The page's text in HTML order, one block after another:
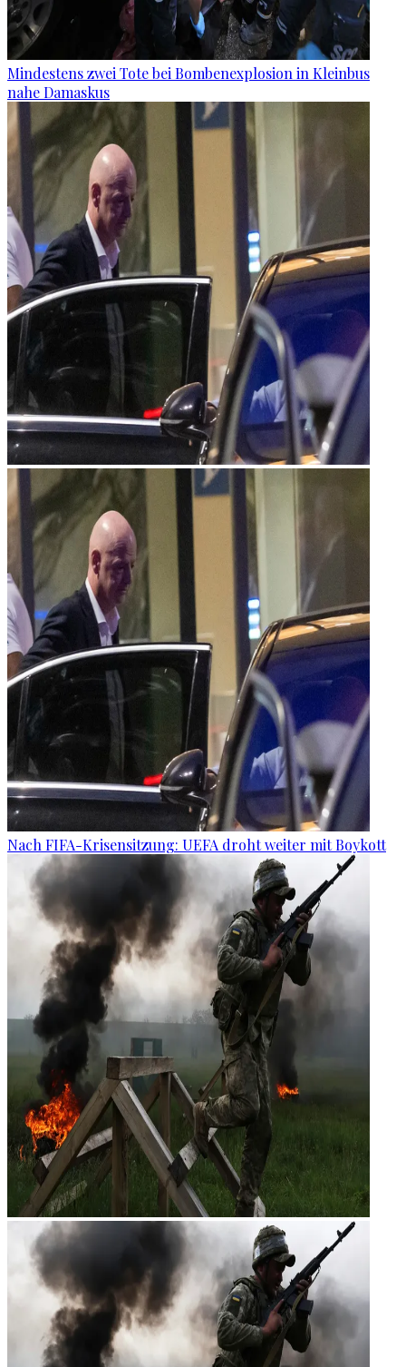
Mindestens zwei Tote bei Bombenexplosion in Kleinbus
nahe Damaskus
Nach FIFA-Krisensitzung: UEFA droht weiter mit Boykott